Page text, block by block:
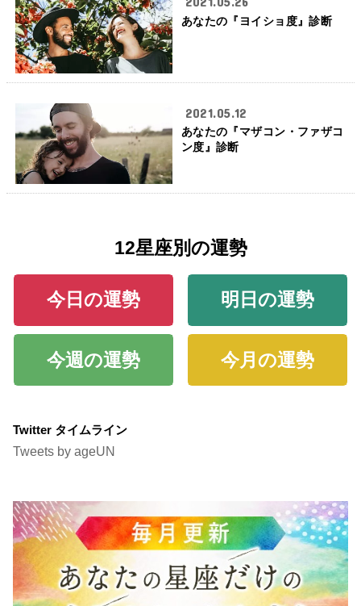
あなたの『ヨイショ度』診断
2021.05.12
あなたの『マザコン・ファザコ
ン度』診断
12星座別の運勢
今日の運勢 明日の運勢
今週の運勢 今月の運勢
Twitter タイムライン
Tweets by ageUN